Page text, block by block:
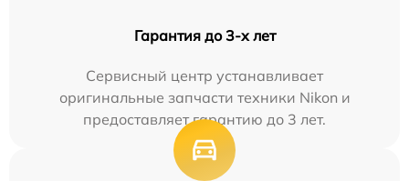
Гарантия до 3-х лет
Сервисный центр устанавливает
оригинальные запчасти техники Nikon и
предоставляет гарантию до 3 лет.